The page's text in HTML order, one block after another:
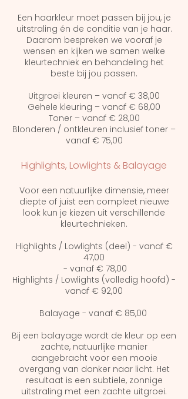
Een haarkleur moet passen bij jou, je
uitstraling én de conditie van je haar.
Daarom bespreken we vooraf je
wensen en kijken we samen welke
kleurtechniek en behandeling het
beste bij jou passen.
Uitgroei kleuren – vanaf € 38,00
Gehele kleuring – vanaf € 68,00
Toner – vanaf € 28,00
Blonderen / ontkleuren inclusief toner –
vanaf € 75,00
Highlights, Lowlights & Balayage
Voor een natuurlijke dimensie, meer
diepte of juist een compleet nieuwe
look kun je kiezen uit verschillende
kleurtechnieken.
Highlights / Lowlights (deel) - vanaf €
47,00
- vanaf € 78,00
Highlights / Lowlights (volledig hoofd) -
vanaf € 92,00
Balayage - vanaf € 85,00
Bij een balayage wordt de kleur op een
zachte, natuurlijke manier
aangebracht voor een mooie
overgang van donker naar licht. Het
resultaat is een subtiele, zonnige
uitstraling met een zachte uitgroei.